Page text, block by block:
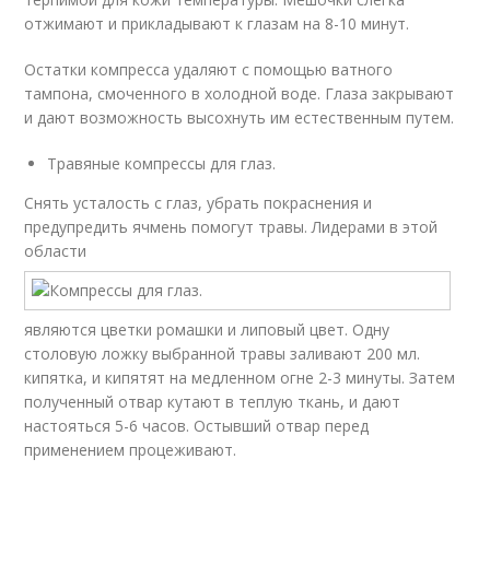
отжимают и прикладывают к глазам на 8-10 минут.
Остатки компресса удаляют с помощью ватного
тампона, смоченного в холодной воде. Глаза закрывают
и дают возможность высохнуть им естественным путем.
Травяные компрессы для глаз.
Снять усталость с глаз, убрать покраснения и
предупредить ячмень помогут травы. Лидерами в этой
области
являются цветки ромашки и липовый цвет. Одну
столовую ложку выбранной травы заливают 200 мл.
кипятка, и кипятят на медленном огне 2-3 минуты. Затем
полученный отвар кутают в теплую ткань, и дают
настояться 5-6 часов. Остывший отвар перед
применением процеживают.